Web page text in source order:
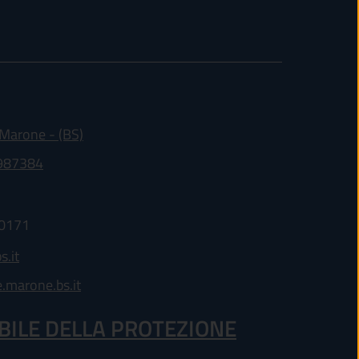
- (BS)
DELLA PROTEZIONE